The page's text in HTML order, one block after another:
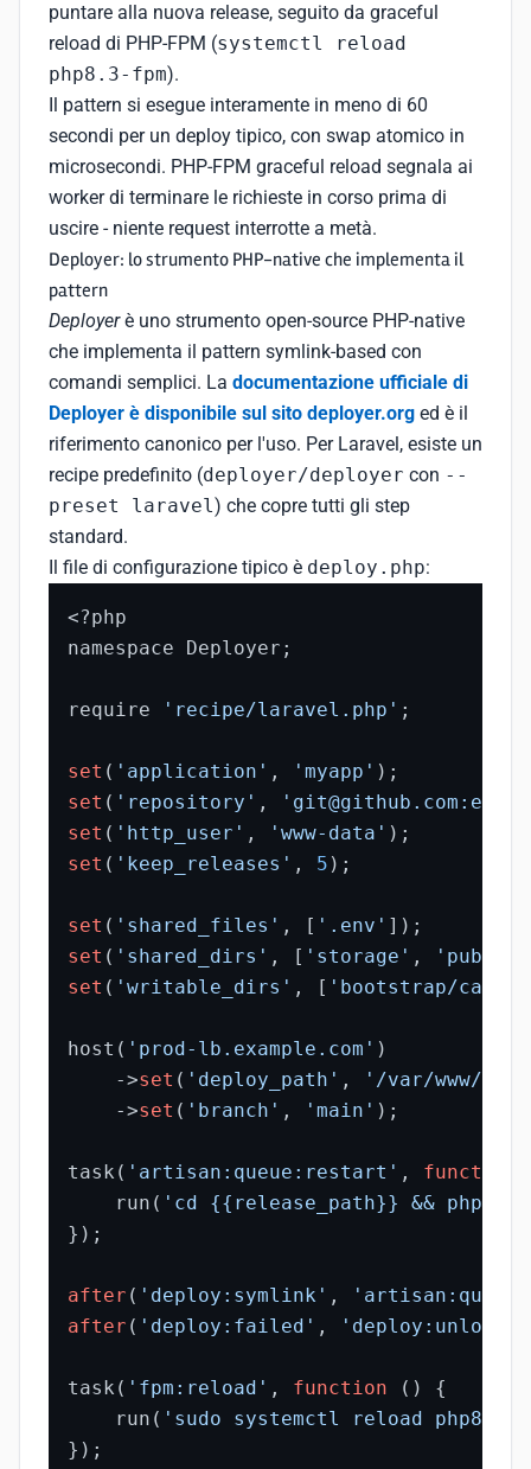
puntare alla nuova release, seguito da graceful
reload di PHP-FPM (systemctl reload
php8.3-fpm).
Il pattern si esegue interamente in meno di 60
secondi per un deploy tipico, con swap atomico in
microsecondi. PHP-FPM graceful reload segnala ai
worker di terminare le richieste in corso prima di
uscire - niente request interrotte a metà.
Deployer: lo strumento PHP-native che implementa il
pattern
Deployerè uno strumento open-source PHP-native
che implementa il pattern symlink-based con
comandi semplici. La documentazione ufficiale di
Deployer è disponibile sul sito deployer.org ed è il
riferimento canonico per l'uso. Per Laravel, esiste un
recipe predefinito (deployer/deployer con --
preset laravel) che copre tutti gli step
standard.
Il file di configurazione tipico è deploy.php:
<?php
namespace Deployer;
require 'recipe/laravel.php' ;
set ( 'application' , 'myapp'
set ( 'repository' ,
set ( 'http_user' , 'www-data'
set ( 'keep_releases' , 5 );
set ( 'shared_files' , [ '.env'
set ( 'shared_dirs' , [ 'storage' ,
'public/
set ( 'writable_dirs' , [ 'bootstrap/cache'
host( 'prod-lb.example.com' )
    ->
set ( 'deploy_path' ,
'/var/www/
    ->
set ( 'branch' , 'main' );
task( 'artisan:queue:restart' , function
    run(
'cd {{release_path}} && php
});
after ( 'deploy:symlink' ,
after ( 'deploy:failed' , 'deploy:unlock'
task( 'fpm:reload' , function () {
    run(
'sudo systemctl reload php8.3-
});